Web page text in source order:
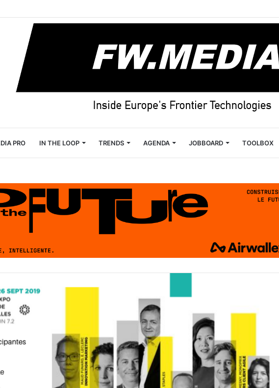
PRO IN THE LOOP TRENDS AGENDA JOBBOARD TOOLBOX